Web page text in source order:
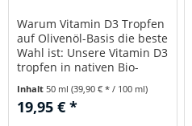
Warum Vitamin D3 Tropfen
auf Olivenöl-Basis die beste
Wahl ist: Unsere Vitamin D3
tropfen in nativen Bio-
natürlich und vegan.
Aufgrund der
Inhalt 50 ml(39,90 € * / 100 ml)
19,95 € *